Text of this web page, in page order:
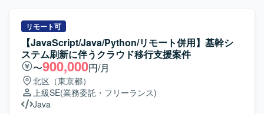
リモート可
【JavaScript/Java/Python/リモート併用】基幹シ
ステム刷新に伴うクラウド移行支援案件
〜900,000円/月
北区（東京都）
上級SE(業務委託・フリーランス)
Java